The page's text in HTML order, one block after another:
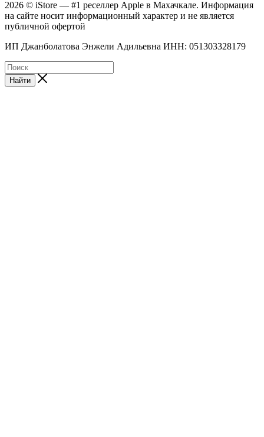
2026 © iStore — #1 реселлер Apple в Махачкале. Информация
на сайте носит информационный характер и не является
публичной офертой
ИП Джанболатова Энжели Адильевна ИНН: 051303328179
Найти